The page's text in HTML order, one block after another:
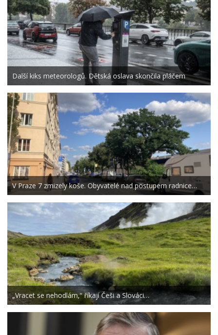
Další kiks meteorologů. Dětská oslava skončila pláčem
V Praze 7 zmizely koše. Obyvatelé nad postupem radnice…
„Vracet se nehodlám,“ říkají Češi a Slováci…